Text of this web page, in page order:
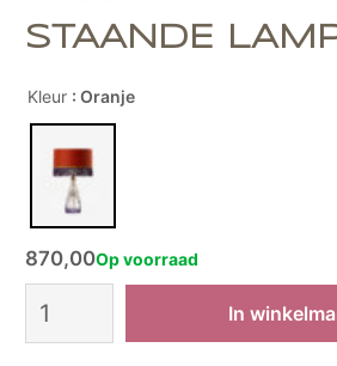
STAANDE
Kleur : Oranje
870,00Op voorraad
lamp
30101
In